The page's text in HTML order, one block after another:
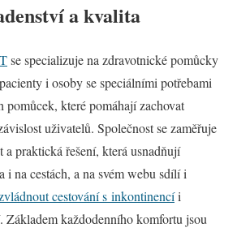
a kvalita
se specializuje na zdravotnické pomůcky
i osoby se speciálními potřebami
pomůcek, které pomáhají zachovat
uživatelů. Společnost se zaměřuje
praktická řešení, která usnadňují
i na cestách, a na svém webu sdílí i
cestování s inkontinencíi
Základem každodenního komfortu jsou